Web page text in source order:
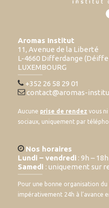
Aromas Institut
11, Avenue de la Liberté
L-4660 Differdange
LUXEMBOURG
+352 26 58 29 01
contact@aromas-
Aucune prise de rendez vous ni
sociaux, uniquement par
Nos horaires
Lundi – vendredi : 9h – 18h
Samedi : uniquement sur
Pour une bonne organisation
impérativement 24h à l’avance